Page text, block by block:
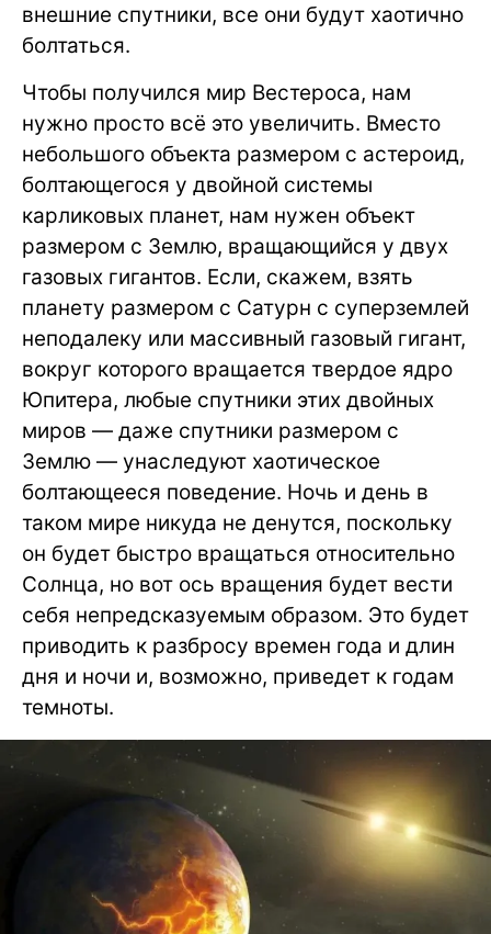
внешние спутники, все они будут хаотично
болтаться.
Чтобы получился мир Вестероса, нам
нужно просто всё это увеличить. Вместо
небольшого объекта размером с астероид,
болтающегося у двойной системы
карликовых планет, нам нужен объект
размером с Землю, вращающийся у двух
газовых гигантов. Если, скажем, взять
планету размером с Сатурн с суперземлей
неподалеку или массивный газовый гигант,
вокруг которого вращается твердое ядро
Юпитера, любые спутники этих двойных
миров — даже спутники размером с
Землю — унаследуют хаотическое
болтающееся поведение. Ночь и день в
таком мире никуда не денутся, поскольку
он будет быстро вращаться относительно
Солнца, но вот ось вращения будет вести
себя непредсказуемым образом. Это будет
приводить к разбросу времен года и длин
дня и ночи и, возможно, приведет к годам
темноты.